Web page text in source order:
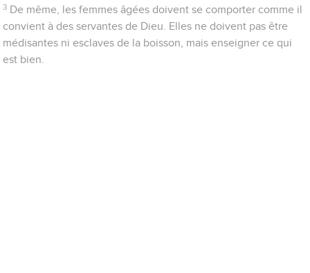
3 De même, les femmes âgées doivent se comporter comme il
convient à des servantes de Dieu. Elles ne doivent pas être
médisantes ni esclaves de la boisson, mais enseigner ce qui
est bien.